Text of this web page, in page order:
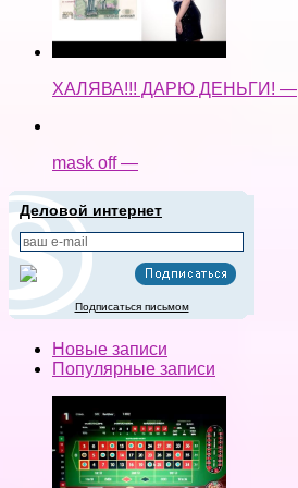
ХАЛЯВА!!! ДАРЮ ДЕНЬГИ! —
mask off —
Деловой интернет
Подписаться письмом
Новые записи
Популярные записи